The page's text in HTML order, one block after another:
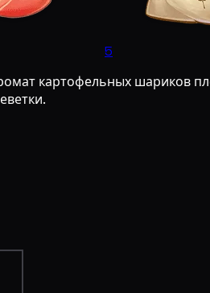
5
картофельных шариков